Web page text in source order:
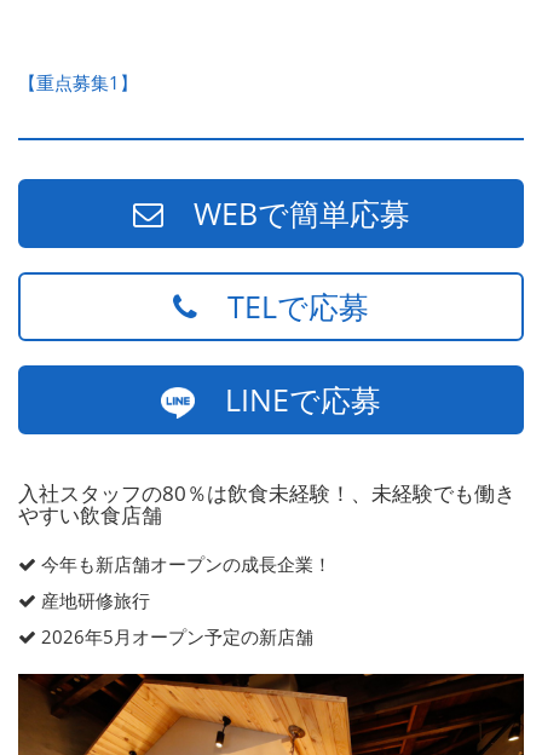
【重点募集1】
WEBで簡単応募
TELで応募
LINEで応募
入社スタッフの80％は飲食未経験！、未経験でも働き
やすい飲食店舗
今年も新店舗オープンの成長企業！
産地研修旅行
2026年5月オープン予定の新店舗